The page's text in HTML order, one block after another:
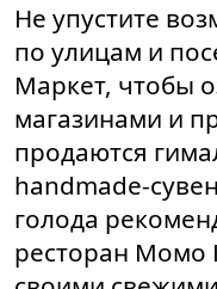
Не упустите
по улицам и
Маркет, чтобы
магазинами и
продаются
handmade-
голода
ресторан Момо